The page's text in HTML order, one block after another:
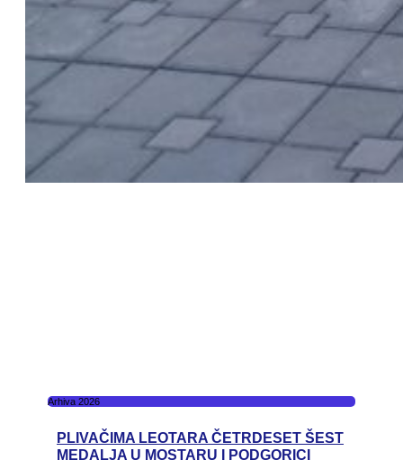
Arhiva 2026
PLIVAČIMA LEOTARA ČETRDESET ŠEST
MEDALJA U MOSTARU I PODGORICI